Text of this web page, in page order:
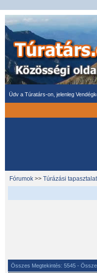
Üdv a Túratárs-on, jelenleg
Fórumok >> Túrázási
Összes Megtekintés: 5545 -